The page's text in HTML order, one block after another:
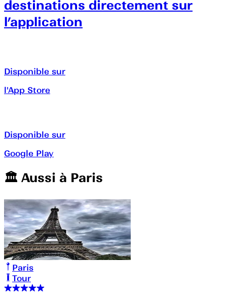
destinations directement sur
l’application
Disponible sur
l'App Store
Disponible sur
Google Play
🏛️️ Aussi à Paris
Paris
Tour